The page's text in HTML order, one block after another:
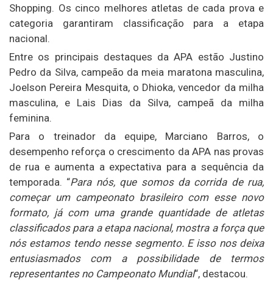
Shopping. Os cinco melhores atletas de cada prova e
categoria garantiram classificação para a etapa
nacional.
Entre os principais destaques da APA estão Justino
Pedro da Silva, campeão da meia maratona masculina,
Joelson Pereira Mesquita, o Dhioka, vencedor da milha
masculina, e Lais Dias da Silva, campeã da milha
feminina.
Para o treinador da equipe, Marciano Barros, o
desempenho reforça o crescimento da APA nas provas
de rua e aumenta a expectativa para a sequência da
temporada. “Para nós, que somos da corrida de rua,
começar um campeonato brasileiro com esse novo
formato, já com uma grande quantidade de atletas
classificados para a etapa nacional, mostra a força que
nós estamos tendo nesse segmento. E isso nos deixa
entusiasmados com a possibilidade de termos
representantes no Campeonato Mundial“, destacou.